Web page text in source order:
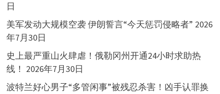
日
美军发动大规模空袭 伊朗誓言“今天惩罚侵略者” 2026
年7月30日
史上最严重山火肆虐！俄勒冈州开通24小时求助热
线！ 2026年7月30日
波特兰好心男子“多管闲事”被残忍杀害！凶手认罪换